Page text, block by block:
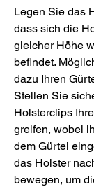
Legen Sie das
dass sich die
gleicher Höhe
befindet.
dazu Ihren
Stellen Sie
Holsterclips
greifen, wobei
dem Gürtel
das Holster
bewegen, um